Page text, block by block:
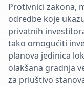
Protivnici zakona,
odredbe koje
privatnih
tako omogućiti
planova jedinica
olakšana gradnja
za priuštivo